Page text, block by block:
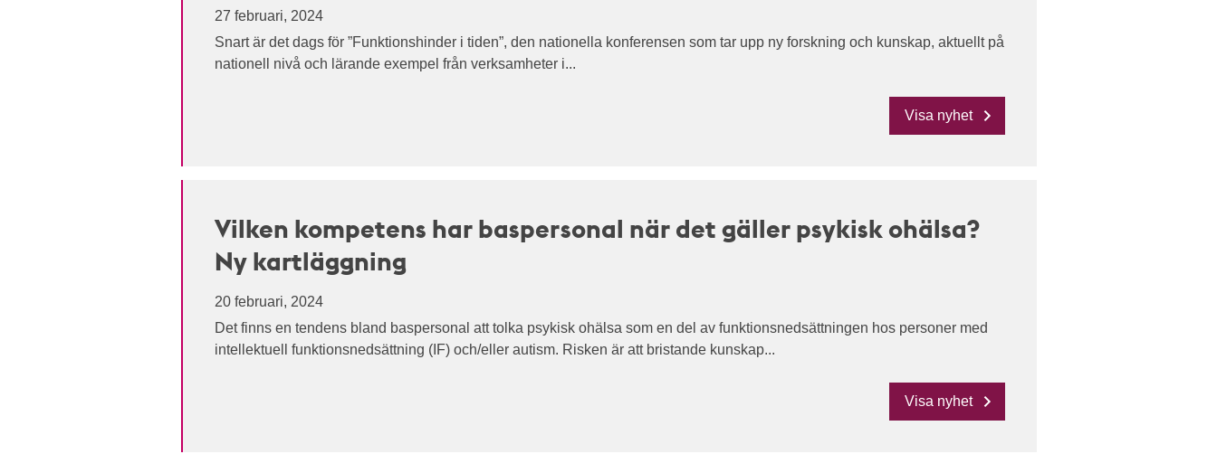
27 februari, 2024
Snart är det dags för ”Funktionshinder i tiden”, den nationella konferensen som tar upp ny forskning och kunskap, aktuellt på
nationell nivå och lärande exempel från verksamheter i...
Visa nyhet
Vilken kompetens har baspersonal när det gäller psykisk ohälsa?
Ny kartläggning
20 februari, 2024
Det finns en tendens bland baspersonal att tolka psykisk ohälsa som en del av funktionsnedsättningen hos personer med
intellektuell funktionsnedsättning (IF) och/eller autism. Risken är att bristande kunskap...
Visa nyhet